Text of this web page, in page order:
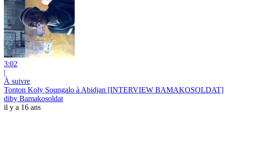
3:02
|
À suivre
Tonton Koly Soungalo à Abidjan [INTERVIEW BAMAKOSOLDAT]
diby Bamakosoldat
il y a 16 ans